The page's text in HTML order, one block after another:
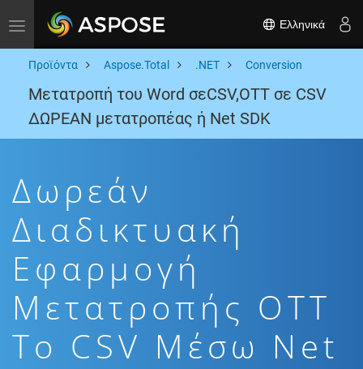
Toggle navigation Ελληνικά
Προϊόντα Aspose.Total .NET Conversion
Μετατροπή του Word σεCSV,OTT σε CSV
ΔΩΡΕΑΝ μετατροπέας ή Net SDK
Δωρεάν
Διαδικτυακή
Εφαρμογή
Μετατροπής OTT
To CSV Μέσω Net